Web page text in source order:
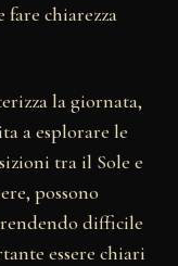
chiarezza
la giornata,
a esplorare le
tra il Sole e
possono
difficile
essere chiari